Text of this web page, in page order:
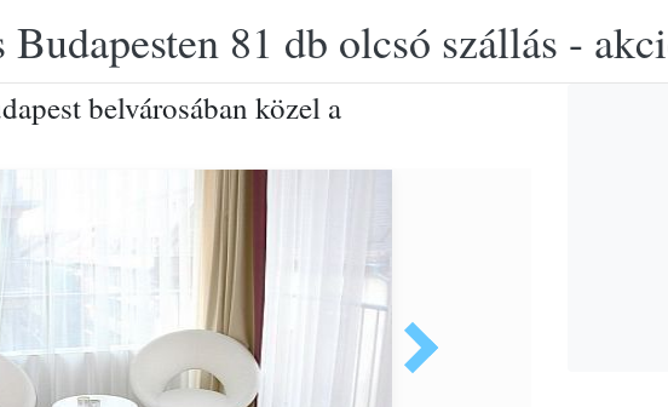
81 db olcsó szállás -
belvárosában közel a